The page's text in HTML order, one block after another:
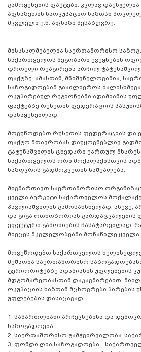
გამოყენების ფაქტები. კვლავ დაუსჯელია
აფხაზეთის საოკუპაციო ხაზთან
მკვლელი ე.წ. აფხაზი მესაზღვრე.
მისასალმებელია საერთაშორისო
საქართველოს მეგობარი ქვეყნების
დროული რეაგირება არჩილ
ფაქტზე. ამასთან, მნიშვნელოვანია,
საზოგადოებამ გააძლიეროს
ოკუპირებულ რეგიონებში ადამიანის
ფაქტებზე რუსეთის ფედერაციის
დასაყენებლად.
მოვუწოდებთ რუსეთის ფედერაციას და
ფაქტო მთავრობას დაუყოვნებლივ
ტატუნაშვილის ცხედარი ქართულ
საქართველოს ორი მოქალაქისთვის
საზღვრის გადმოკვეთის საშუალება.
მივმართავთ საერთაშორისო
ყველა ბერკეტი საქართველოს
პავლიაშვილის გამოსახსნელად, ასევე,
და გიგა ოთხოზორიას გარდაცვალების
ეფექტური გამოძიების ჩასატარებლად,
მიეცეს მკვლელობებში მონაწილე ყველა
მოვუწოდებთ საქართველოს
მუშაობა საერთაშორისო
ტერიორიტებზე ადამიანის უფლებების
მდგომარეობასთან დაკავშირებით;
ოკუპაციის ხაზთან მცხოვრები პირების
უფლებების დასაცავად.
1. სამართლიანი არჩევნებისა და
საზოგადოება
2. საერთაშორისო გამჭვირვალობა-
3. ფონდი ღია საზოგადოება -